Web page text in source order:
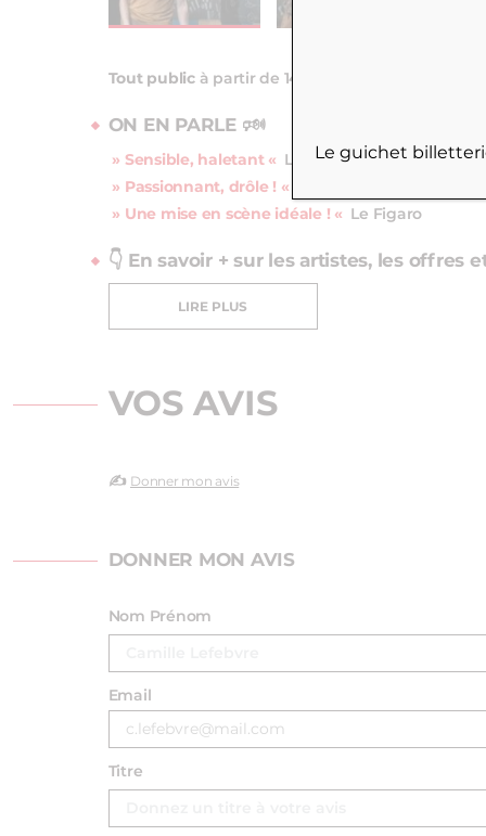
Tout public à partir de 14 ans
ON EN PARLE 🕬
» Sensible, haletant «
Le Monde
» Passionnant, drôle ! «
» Une mise en scène idéale ! «
Le Figaro
👇 En savoir + sur les artistes, les offres
LIRE PLUS
VOS AVIS
✍️ Donner mon avis
DONNER MON AVIS
Nom Prénom
Email
Titre
Le guichet